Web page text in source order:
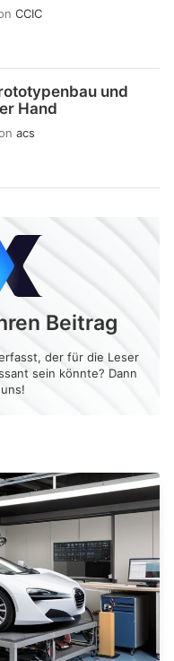
CCIC
und
Hand
acs
Beitrag
der für die Leser
sein könnte? Dann